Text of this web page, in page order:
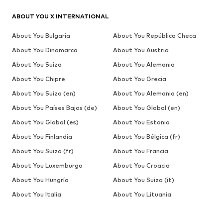
ABOUT YOU X INTERNATIONAL
About You Bulgaria
About You República Checa
About You Dinamarca
About You Austria
About You Suiza
About You Alemania
About You Chipre
About You Grecia
About You Suiza (en)
About You Alemania (en)
About You Países Bajos (de)
About You Global (en)
About You Global (es)
About You Estonia
About You Finlandia
About You Bélgica (fr)
About You Suiza (fr)
About You Francia
About You Luxemburgo
About You Croacia
About You Hungría
About You Suiza (it)
About You Italia
About You Lituania